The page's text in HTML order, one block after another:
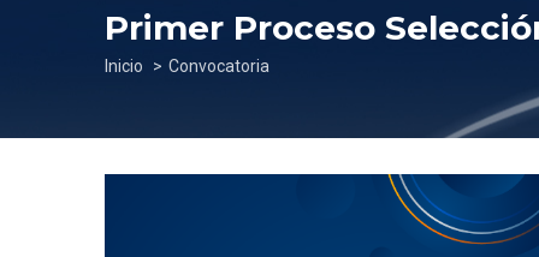
Primer Proceso
Sobrescribir
de
ayuda
Inicio Convocatoria